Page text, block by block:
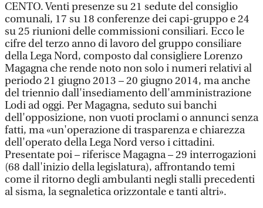
CENTO. Venti presenze su 21 sedute del consiglio
comunali, 17 su 18 conferenze dei capi-gruppo e 24
su 25 riunioni delle commissioni consiliari. Ecco le
cifre del terzo anno di lavoro del gruppo consiliare
della Lega Nord, composto dal consigliere Lorenzo
Magagna che rende noto non solo i numeri relativi al
periodo 21 giugno 2013 – 20 giugno 2014, ma anche
del triennio dall'insediamento dell'amministrazione
Lodi ad oggi. Per Magagna, seduto sui banchi
dell'opposizione, non vuoti proclami o annunci senza
fatti, ma «un'operazione di trasparenza e chiarezza
dell'operato della Lega Nord verso i cittadini.
Presentate poi – riferisce Magagna – 29 interrogazioni
(68 dall'inizio della legislatura), affrontando temi
come il ritorno degli ambulanti negli stalli precedenti
al sisma, la segnaletica orizzontale e tanti altri».